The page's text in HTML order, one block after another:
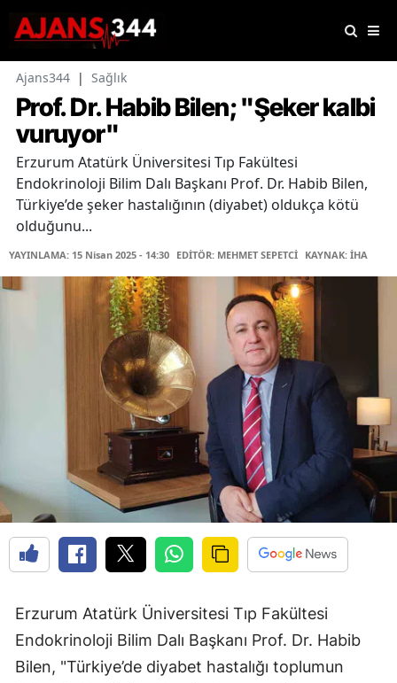
Ajans344 | Sağlık
Prof. Dr. Habib Bilen; "Şeker kalbi
vuruyor"
Erzurum Atatürk Üniversitesi Tıp Fakültesi
Endokrinoloji Bilim Dalı Başkanı Prof. Dr. Habib Bilen,
Türkiye’de şeker hastalığının (diyabet) oldukça kötü
olduğunu...
YAYINLAMA: 15 Nisan 2025 - 14:30 EDİTÖR: MEHMET SEPETCİ KAYNAK: İHA
Erzurum Atatürk Üniversitesi Tıp Fakültesi
Endokrinoloji Bilim Dalı Başkanı Prof. Dr. Habib
Bilen, "Türkiye’de diyabet hastalığı toplumun